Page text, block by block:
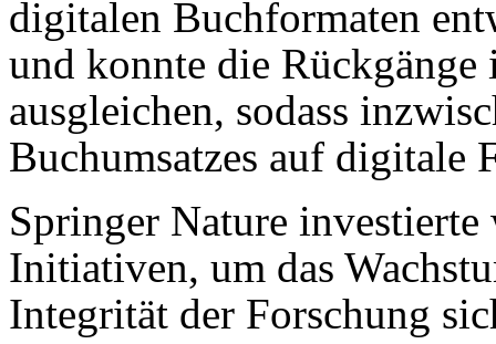
digitalen Buchformaten
und konnte die
ausgleichen, sodass
Buchumsatzes auf digitale
Springer Nature
Initiativen, um das
Integrität der Forschung